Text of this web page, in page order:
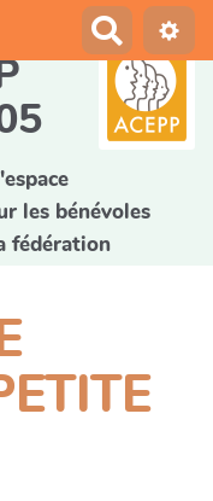
e
c
h
e
c
les bénévoles
fédération